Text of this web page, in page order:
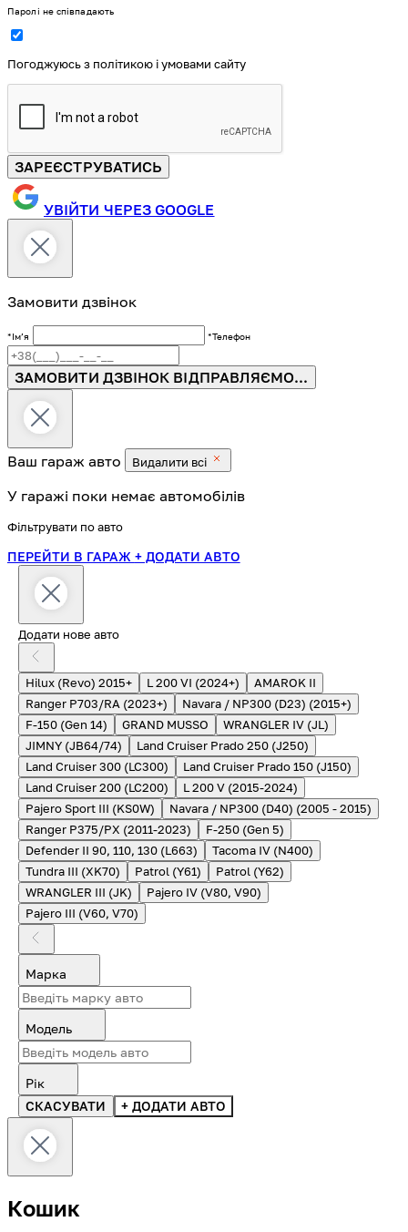
Паролі не співпадають
Погоджуюсь з політикою і умовами сайту
ЗАРЕЄСТРУВАТИСЬ
УВІЙТИ ЧЕРЕЗ GOOGLE
Замовити дзвінок
*Імʼя *Телефон
ЗАМОВИТИ ДЗВІНОК ВІДПРАВЛЯЄМО...
Ваш гараж авто Видалити всі
У гаражі поки немає автомобілів
Фільтрувати по авто
ПЕРЕЙТИ В ГАРАЖ + ДОДАТИ АВТО
Додати нове авто
Hilux (Revo) 2015+ L 200 VI (2024+)
AMAROK II
Ranger P703/RA (2023+)
Navara / NP300 (D23) (2015+)
F-150 (Gen 14)
GRAND MUSSO
WRANGLER IV (JL)
JIMNY (JB64/74)
Land Cruiser Prado 250 (J250)
Land Cruiser 300 (LC300)
Land Cruiser Prado 150 (J150)
Land Cruiser 200 (LC200)
L 200 V (2015-2024)
Pajero Sport III (KS0W)
Navara / NP300 (D40) (2005 - 2015)
Ranger P375/PX (2011-2023)
F-250 (Gen 5)
Defender II 90, 110, 130 (L663)
Tacoma IV (N400)
Tundra III (XK70)
Patrol (Y61)
Patrol (Y62)
WRANGLER III (JK)
Pajero IV (V80, V90)
Pajero III (V60, V70)
Марка
Модель
Рік
СКАСУВАТИ
+ ДОДАТИ АВТО
Кошик